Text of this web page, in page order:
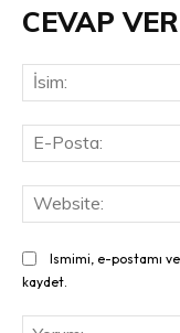
CEVAP VER
Ismimi, e-postamı
kaydet.